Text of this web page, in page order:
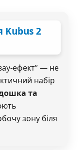
Kubus 2
ефект” — не
набір
та
зону біля